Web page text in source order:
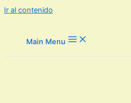
Ir al contenido
Main Menu